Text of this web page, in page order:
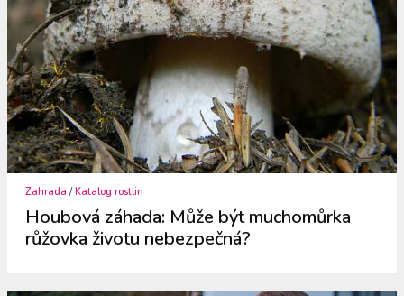
Zahrada /Katalog rostlin
Houbová záhada: Může být muchomůrka
růžovka životu nebezpečná?